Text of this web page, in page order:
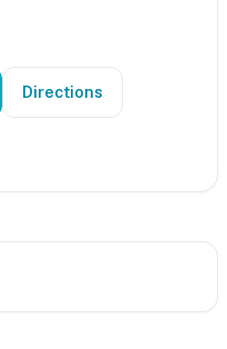
Directions